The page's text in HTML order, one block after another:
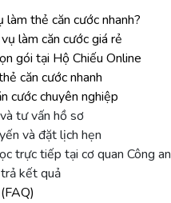
làm thẻ căn cước nhanh?
làm căn cước giá rẻ
gói tại Hộ Chiếu Online
căn cước nhanh
cước chuyên nghiệp
tư vấn hồ sơ
và đặt lịch hẹn
trực tiếp tại cơ quan Công an
kết quả